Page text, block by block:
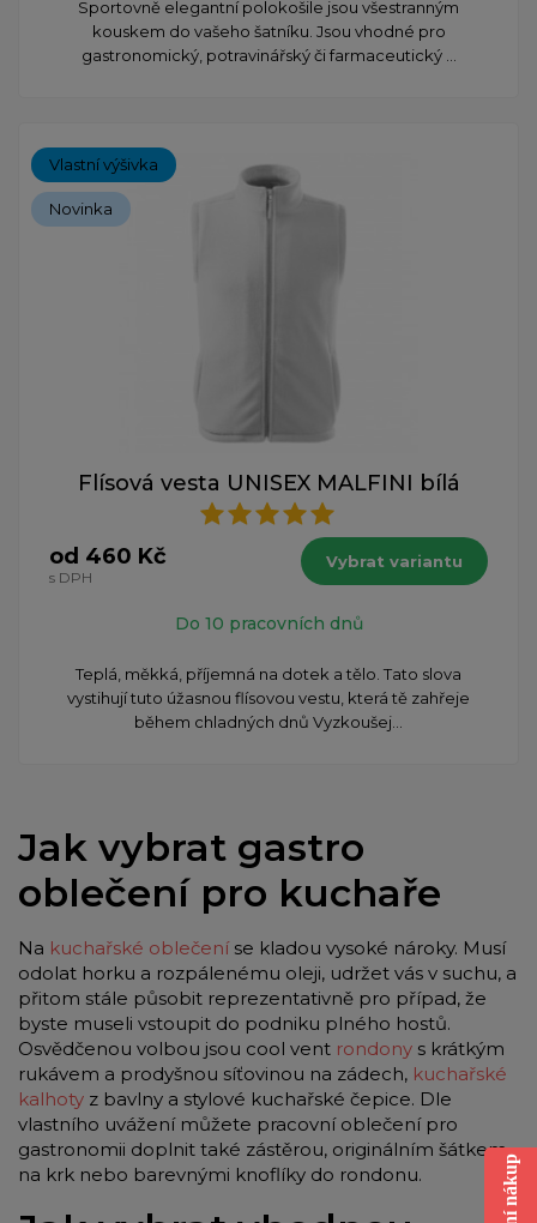
Sportovně elegantní polokošile jsou všestranným
kouskem do vašeho šatníku. Jsou vhodné pro
gastronomický, potravinářský či farmaceutický ...
Vlastní výšivka
Novinka
Flísová vesta UNISEX MALFINI bílá
od 460 Kč
s DPH
Vybrat variantu
Do 10 pracovních dnů
Teplá, měkká, příjemná na dotek a tělo. Tato slova
vystihují tuto úžasnou flísovou vestu, která tě zahřeje
během chladných dnů Vyzkoušej...
Jak vybrat gastro
oblečení pro kuchaře
Na kuchařské oblečeníse kladou vysoké nároky. Musí
odolat horku a rozpálenému oleji, udržet vás v suchu, a
přitom stále působit reprezentativně pro případ, že
byste museli vstoupit do podniku plného hostů.
Osvědčenou volbou jsou cool vent rondony s krátkým
rukávem a prodyšnou síťovinou na zádech, kuchařské
kalhoty z bavlny a stylové kuchařské čepice. Dle
vlastního uvážení můžete pracovní oblečení pro
gastronomii doplnit také zástěrou, originálním šátkem
na krk nebo barevnými knoflíky do rondonu.